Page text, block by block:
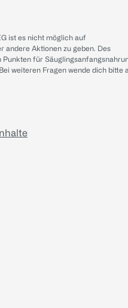
ist es nicht möglich auf
andere Aktionen zu geben. Des
für
Bei weiteren Fragen wende dich bitte